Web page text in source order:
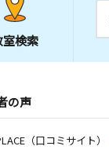
室検索
の声
（口コミサイト）